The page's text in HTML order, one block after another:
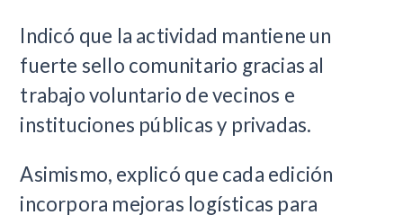
Indicó que la actividad mantiene un
fuerte sello comunitario gracias al
trabajo voluntario de vecinos e
instituciones públicas y privadas.
Asimismo, explicó que cada edición
incorpora mejoras logísticas para